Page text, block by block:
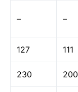
– –
127 111
230 200